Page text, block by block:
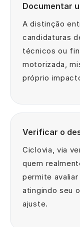
Documentar
A distinção
candidaturas
técnicos ou
motorizada,
próprio
Verificar o
Ciclovia, via
quem
permite
atingindo seu
ajuste.